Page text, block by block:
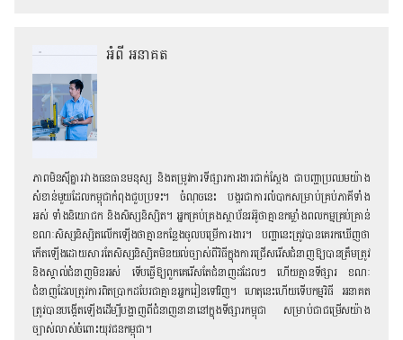
អំពី អនាគត
ភាពមិនស៊ីគ្នារវាងធនធានមនុស្ស និងតម្រូវការទីផ្សារការងារជាក់ស្តែង ជាបញ្ហាប្រឈមយ៉ាង
សំខាន់មួយដែលកម្ពុជាកំពុងជួបប្រទះ។ ចំណុចនេះ បង្ករជាការលំបាកសម្រាប់គ្រប់ភាគីទាំង
អស់ ទាំងនិយោជក និង​សិស្សនិស្សិត។ អ្នកគ្រប់គ្រងស្ថាប័ន​រអ៊ូថាគ្មាន​កម្លាំងពលកម្មគ្រប់គ្រាន់
ខណៈ​សិស្សនិស្សិតលើកឡើងថាគ្មានកន្លែងចូលបម្រើការងារ។ បញ្ហានេះត្រូវបានគេរកឃើញថា
កើតឡើងដោយសារតែ​សិស្សនិស្សិតមិនយល់ច្បាស់ពីវិធីក្នុងការជ្រើសរើសជំនាញឱ្យបានត្រឹមត្រូវ
និងស្គាល់ជំនាញមិនអស់ ទើបធ្វើឱ្យពួកគេរើសតែជំនាញដដែលៗ ហើយគ្មានទីផ្សារ ខណៈ
ជំនាញដែលត្រូវការពិតប្រាកដបែរជាគ្មានអ្នករៀនទៅវិញ។ ហេតុនេះហើយទើប​កម្មវិធី អនាគត
ត្រូវបានបង្កើតឡើងដើម្បីបង្ហាញពីជំនាញ​នានានៅក្នុងទីផ្សារកម្ពុជា សម្រាប់ជាជម្រើសយ៉ាង
ច្បាស់លាស់ចំពោះយុវជនកម្ពុជា។